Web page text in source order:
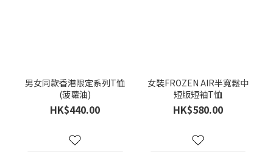
男女同款香港限定系列T恤
(菠蘿油)
HK$440.00
女裝FROZEN AIR半寬鬆中
短版短袖T恤
HK$580.00